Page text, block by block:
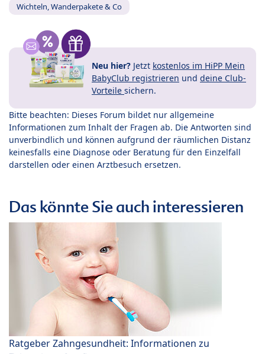
Wichteln, Wanderpakete & Co
Neu hier? Jetzt kostenlos im HiPP Mein
BabyClub registrieren und deine Club-
Vorteile sichern.
Bitte beachten: Dieses Forum bildet nur allgemeine
Informationen zum Inhalt der Fragen ab. Die Antworten sind
unverbindlich und können aufgrund der räumlichen Distanz
keinesfalls eine Diagnose oder Beratung für den Einzelfall
darstellen oder einen Arztbesuch ersetzen.
Das könnte Sie auch interessieren
Ratgeber Zahngesundheit: Informationen zu